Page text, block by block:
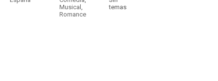
Musical ,
Romance
temas